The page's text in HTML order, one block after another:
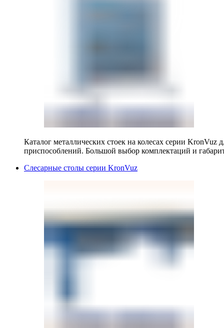
Каталог металлических стоек на колесах серии KronVuz
приспособлений. Большой выбор комплектаций и
Слесарные столы серии KronVuz